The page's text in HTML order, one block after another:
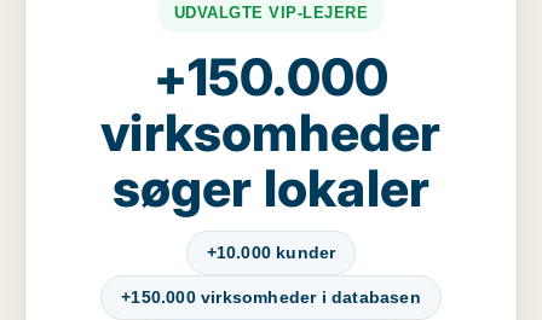
UDVALGTE VIP-LEJERE
+150.000
virksomheder
søger lokaler
+10.000 kunder
+150.000 virksomheder i databasen